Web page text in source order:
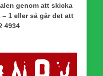
genom att skicka
1 eller så går det att
4934